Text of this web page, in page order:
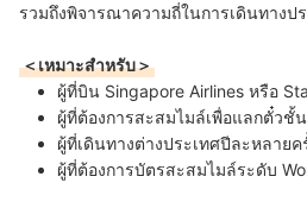
รวมถึงพิจารณาความถี่ในการเดินทางป
＜เหมาะสำหรับ＞
ผู้ที่บิน Singapore Airlines หรือ
ผู้ที่ต้องการสะสมไมล์เพื่อแลกตั๋วชั้
ผู้ที่เดินทางต่างประเทศปีละหลายค
ผู้ที่ต้องการบัตรสะสมไมล์ระดับ